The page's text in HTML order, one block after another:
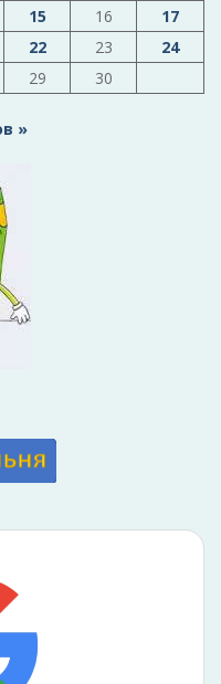
15 16
17
22 23
24
29 30
»